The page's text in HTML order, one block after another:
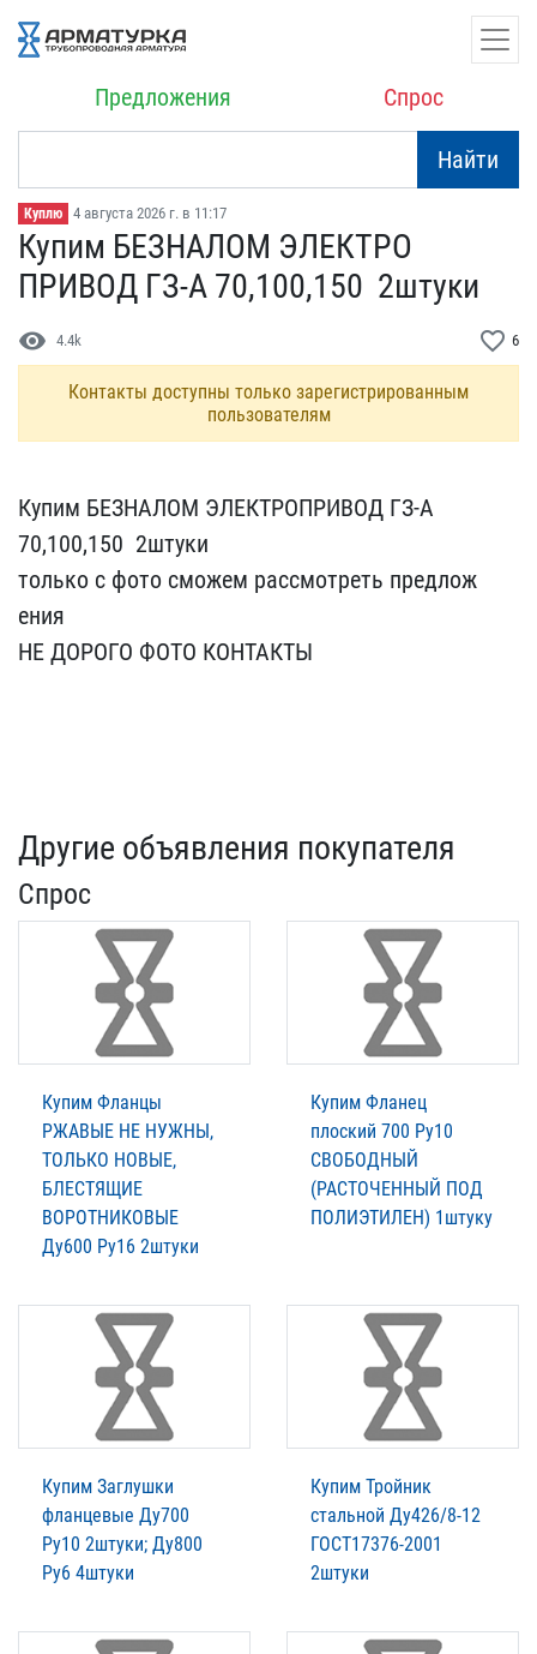
Предложения Спрос
Найти
Куплю 4 августа 2026 г. в 11:17
Купим БЕЗНАЛОМ ЭЛЕКТРО​
ПРИВОД ГЗ-А 70,100,150 ​ 2штуки
visibility 4.4k favorite_border 6
Контакты доступны только зарегистрированным
пользователям
Купим БЕЗНАЛОМ ЭЛЕКТРО​ПРИВОД ГЗ-А
70,100,150 ​ 2штуки
только с фото см​ожем рассмотреть предлож​
ения
НЕ ДОРОГО ФОТО КОНТ​АКТЫ
Другие объявления покупателя
Спрос
Купим Фланцы
РЖАВЫЕ НЕ НУЖНЫ,
ТОЛЬКО НОВЫЕ,
БЛЕСТЯЩИЕ
ВОРОТНИКОВЫЕ
Ду600 Ру16 2штуки
Купим Фланец
плоский 700 Ру10
СВОБОДНЫЙ
(РАСТОЧЕННЫЙ ПОД
ПОЛИЭТИЛЕН) 1штуку
Купим Заглушки
фланцевые Ду700
Ру10 2штуки; Ду800
Ру6 4штуки
Купим Тройник
стальной Ду426/8-12
ГОСТ17376-2001
2штуки